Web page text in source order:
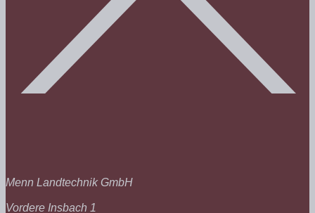
Menn Landtechnik GmbH
Vordere Insbach 1